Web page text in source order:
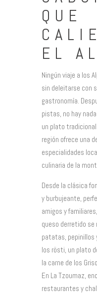
QUE
EL
Ningún viaje a los
sin deleitarse con
gastronomía.
pistas, no hay
un plato
región ofrece una
especialidades
culinaria de la
Desde la clásica
y burbujeante,
amigos y
queso derretido
patatas, pepinillos
los rösti, un plato
la carne de los
En La Tzoumaz,
restaurantes y